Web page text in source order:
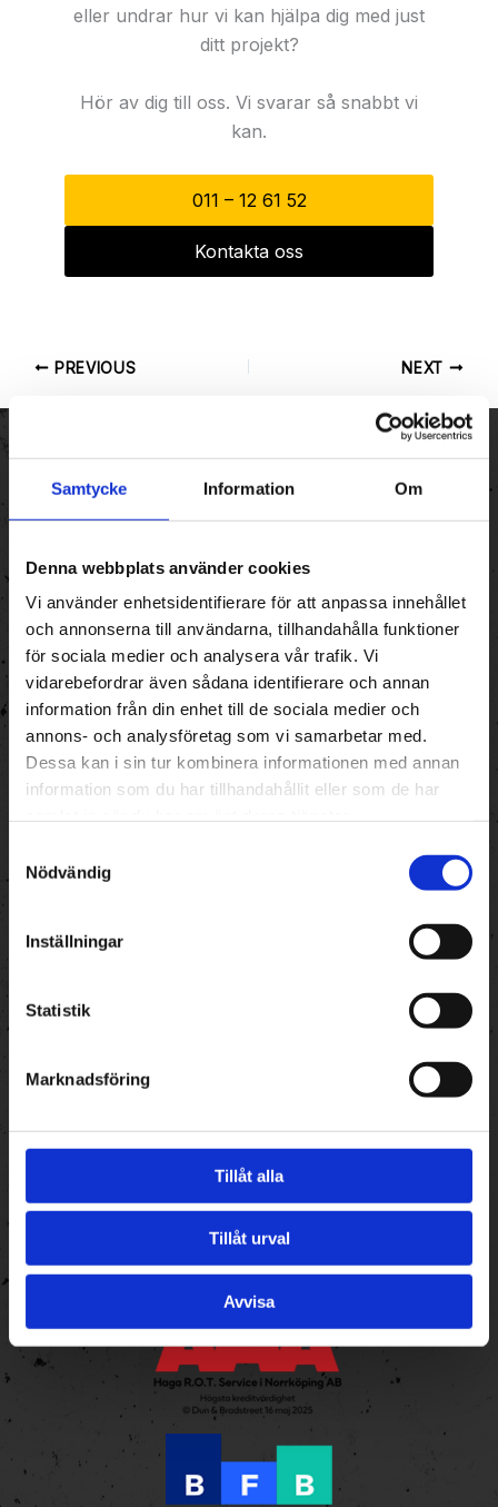
Samtycke Information Om
Denna webbplats använder cookies
Vi använder enhetsidentifierare för att anpassa innehållet
och annonserna till användarna, tillhandahålla funktioner
för sociala medier och analysera vår trafik. Vi
vidarebefordrar även sådana identifierare och annan
information från din enhet till de sociala medier och
annons- och analysföretag som vi samarbetar med.
Dessa kan i sin tur kombinera informationen med annan
information som du har tillhandahållit eller som de har
Nödvändig
Inställningar
Statistik
Marknadsföring
Tillåt alla
Tillåt urval
Avvisa
eller undrar hur vi kan hjälpa dig med just
ditt projekt?
Hör av dig till oss. Vi svarar så snabbt vi
kan.
011 – 12 61 52
Kontakta oss
PREVIOUS NEXT
OM OSS
PROJEKT
VISSELBLÅSNING
Vi gör plats för något nytt. På Haga ROT
jobbar vi tätt ihop med andra
entreprenadföretag, industrier, konsultföretag
och fastighetsägare då vi erbjuder en komplett
återställning. Vi har ett brett utbud av tjänster,
såsom betonghåltagning, lättrivning, sanering,
återbruksinventeringar med mera. Vi kan lösa